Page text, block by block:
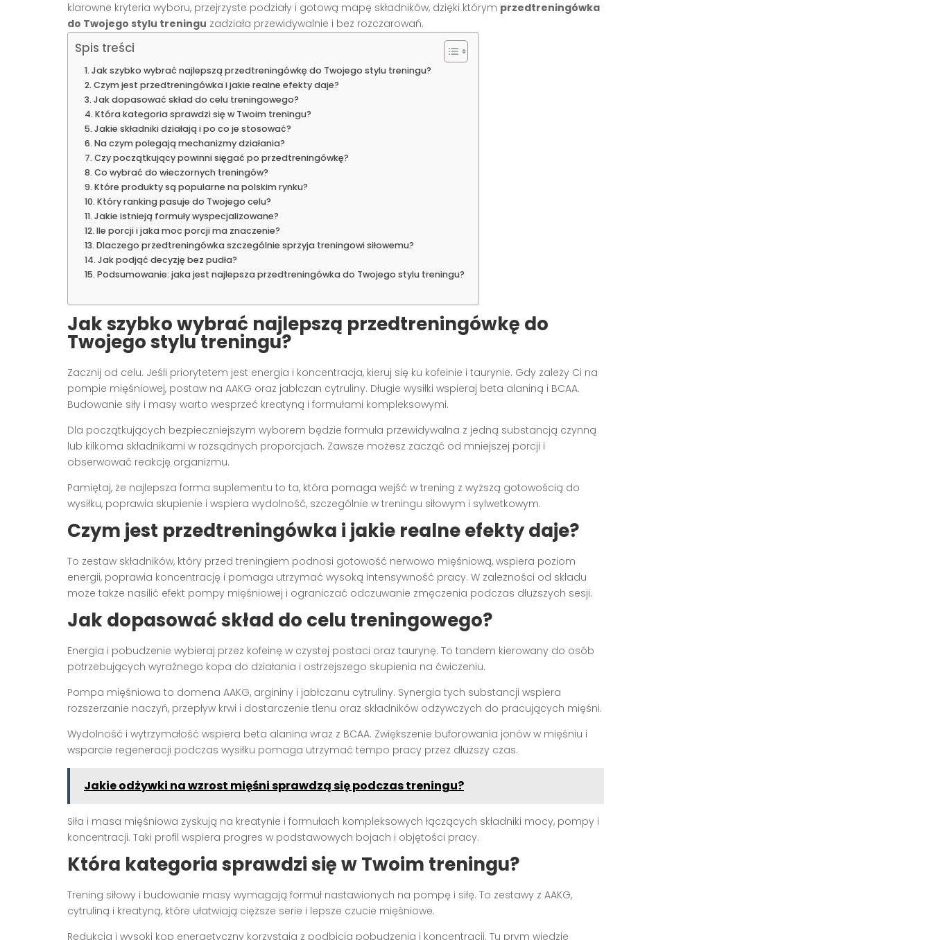
klarowne kryteria wyboru, przejrzyste podziały i gotową mapę składników, dzięki którym przedtreningówka
do Twojego stylu treningu zadziała przewidywalnie i bez rozczarowań.
Spis treści
Jak szybko wybrać najlepszą przedtreningówkę do Twojego stylu treningu?
Czym jest przedtreningówka i jakie realne efekty daje?
Jak dopasować skład do celu treningowego?
Która kategoria sprawdzi się w Twoim treningu?
Jakie składniki działają i po co je stosować?
Na czym polegają mechanizmy działania?
Czy początkujący powinni sięgać po przedtreningówkę?
Co wybrać do wieczornych treningów?
Które produkty są popularne na polskim rynku?
Który ranking pasuje do Twojego celu?
Jakie istnieją formuły wyspecjalizowane?
Ile porcji i jaka moc porcji ma znaczenie?
Dlaczego przedtreningówka szczególnie sprzyja treningowi siłowemu?
Jak podjąć decyzję bez pudła?
Podsumowanie: jaka jest najlepsza przedtreningówka do Twojego stylu treningu?
Jak szybko wybrać najlepszą przedtreningówkę do
Twojego stylu treningu?
Zacznij od celu. Jeśli priorytetem jest energia i koncentracja, kieruj się ku kofeinie i taurynie. Gdy zależy Ci na
pompie mięśniowej, postaw na AAKG oraz jabłczan cytruliny. Długie wysiłki wspieraj beta alaniną i BCAA.
Budowanie siły i masy warto wesprzeć kreatyną i formułami kompleksowymi.
Dla początkujących bezpieczniejszym wyborem będzie formuła przewidywalna z jedną substancją czynną
lub kilkoma składnikami w rozsądnych proporcjach. Zawsze możesz zacząć od mniejszej porcji i
obserwować reakcję organizmu.
Pamiętaj, że najlepsza forma suplementu to ta, która pomaga wejść w trening z wyższą gotowością do
wysiłku, poprawia skupienie i wspiera wydolność, szczególnie w treningu siłowym i sylwetkowym.
Czym jest przedtreningówka i jakie realne efekty daje?
To zestaw składników, który przed treningiem podnosi gotowość nerwowo mięśniową, wspiera poziom
energii, poprawia koncentrację i pomaga utrzymać wysoką intensywność pracy. W zależności od składu
może także nasilić efekt pompy mięśniowej i ograniczać odczuwanie zmęczenia podczas dłuższych sesji.
Jak dopasować skład do celu treningowego?
Energia i pobudzenie wybieraj przez kofeinę w czystej postaci oraz taurynę. To tandem kierowany do osób
potrzebujących wyraźnego kopa do działania i ostrzejszego skupienia na ćwiczeniu.
Pompa mięśniowa to domena AAKG, argininy i jabłczanu cytruliny. Synergia tych substancji wspiera
rozszerzanie naczyń, przepływ krwi i dostarczenie tlenu oraz składników odżywczych do pracujących mięśni.
Wydolność i wytrzymałość wspiera beta alanina wraz z BCAA. Zwiększenie buforowania jonów w mięśniu i
wsparcie regeneracji podczas wysiłku pomaga utrzymać tempo pracy przez dłuższy czas.
Jakie odżywki na wzrost mięśni sprawdzą się podczas treningu?
Siła i masa mięśniowa zyskują na kreatynie i formułach kompleksowych łączących składniki mocy, pompy i
koncentracji. Taki profil wspiera progres w podstawowych bojach i objętości pracy.
Która kategoria sprawdzi się w Twoim treningu?
Trening siłowy i budowanie masy wymagają formuł nastawionych na pompę i siłę. To zestawy z AAKG,
cytruliną i kreatyną, które ułatwiają cięższe serie i lepsze czucie mięśniowe.
Redukcja i wysoki kop energetyczny korzystają z podbicia pobudzenia i koncentracji. Tu prym wiedzie